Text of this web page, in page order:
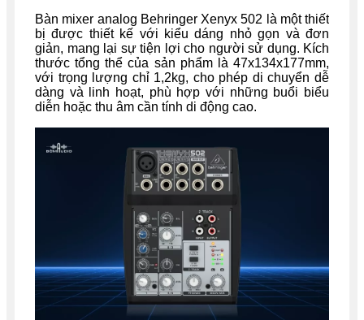
Bàn mixer analog Behringer Xenyx 502 là một thiết
bị được thiết kế với kiểu dáng nhỏ gọn và đơn
giản, mang lại sự tiện lợi cho người sử dụng. Kích
thước tổng thể của sản phẩm là 47x134x177mm,
với trọng lượng chỉ 1,2kg, cho phép di chuyển dễ
dàng và linh hoạt, phù hợp với những buổi biểu
diễn hoặc thu âm cần tính di động cao.